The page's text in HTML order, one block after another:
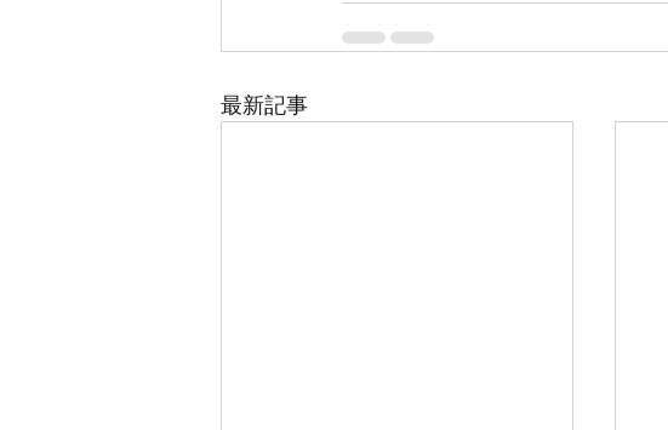
最新記事